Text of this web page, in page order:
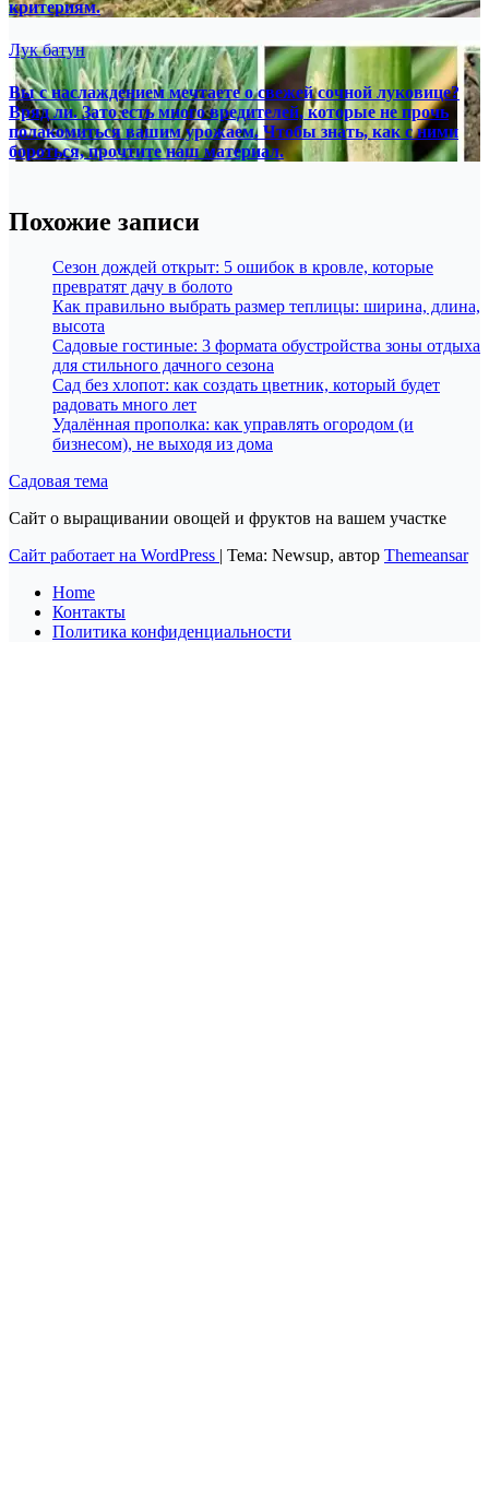
критериям.
Лук батун
Вы с наслаждением мечтаете о свежей сочной луковице?
Вряд ли. Зато есть много вредителей, которые не прочь
полакомиться вашим урожаем. Чтобы знать, как с ними
бороться, прочтите наш материал.
Похожие записи
Сезон дождей открыт: 5 ошибок в кровле, которые
превратят дачу в болото
Как правильно выбрать размер теплицы: ширина, длина,
высота
Садовые гостиные: 3 формата обустройства зоны отдыха
для стильного дачного сезона
Сад без хлопот: как создать цветник, который будет
радовать много лет
Удалённая прополка: как управлять огородом (и
бизнесом), не выходя из дома
Садовая тема
Сайт о выращивании овощей и фруктов на вашем участке
Сайт работает на WordPress | Тема: Newsup, автор Themeansar
Home
Контакты
Политика конфиденциальности